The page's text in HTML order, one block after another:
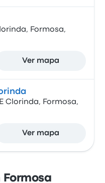
Formosa,
Ver mapa
Clorinda, Formosa,
Ver mapa
Formosa